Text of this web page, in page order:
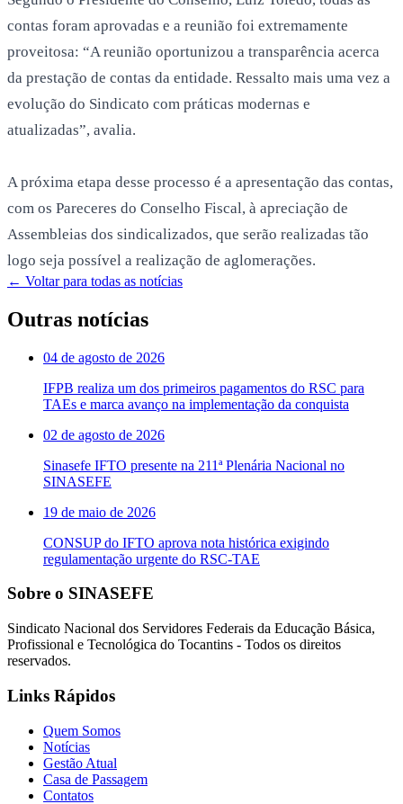
contas foram aprovadas e a reunião foi extremamente
proveitosa: “A reunião oportunizou a transparência acerca
da prestação de contas da entidade. Ressalto mais uma vez a
evolução do Sindicato com práticas modernas e
atualizadas”, avalia.
A próxima etapa desse processo é a apresentação das contas,
com os Pareceres do Conselho Fiscal, à apreciação de
Assembleias dos sindicalizados, que serão realizadas tão
logo seja possível a realização de aglomerações.
← Voltar para todas as notícias
Outras notícias
04 de agosto de 2026
IFPB realiza um dos primeiros pagamentos do RSC para
TAEs e marca avanço na implementação da conquista
02 de agosto de 2026
Sinasefe IFTO presente na 211ª Plenária Nacional no
SINASEFE
19 de maio de 2026
CONSUP do IFTO aprova nota histórica exigindo
regulamentação urgente do RSC-TAE
Sobre o SINASEFE
Sindicato Nacional dos Servidores Federais da Educação Básica,
Profissional e Tecnológica do Tocantins - Todos os direitos
reservados.
Links Rápidos
Quem Somos
Notícias
Gestão Atual
Casa de Passagem
Contatos